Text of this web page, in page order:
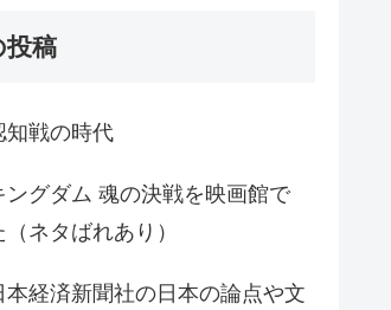
投稿
知戦の時代
ングダム 魂の決戦を映画館で
ネタばれあり）
本経済新聞社の日本の論点や文